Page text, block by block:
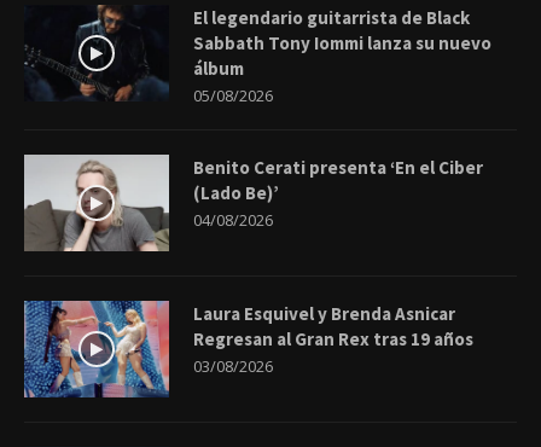
El legendario guitarrista de Black
Sabbath Tony Iommi lanza su nuevo
álbum
05/08/2026
Benito Cerati presenta ‘En el Ciber
(Lado Be)’
04/08/2026
Laura Esquivel y Brenda Asnicar
Regresan al Gran Rex tras 19 años
03/08/2026